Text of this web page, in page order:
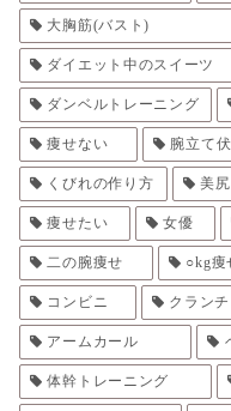
大胸筋(バスト)
ダイエット中のスイーツ
ダンベルトレーニング
痩せない 腕立て
くびれの作り方 美尻
痩せたい 女優
二の腕痩せ ○kg痩
コンビニ クランチ
アームカール
体幹トレーニング